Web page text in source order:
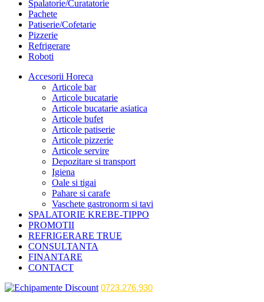
Spalatorie/Curatatorie
Pachete
Patiserie/Cofetarie
Pizzerie
Refrigerare
Roboti
Accesorii Horeca
Articole bar
Articole bucatarie
Articole bucatarie asiatica
Articole bufet
Articole patiserie
Articole pizzerie
Articole servire
Depozitare si transport
Igiena
Oale si tigai
Pahare si carafe
Vaschete gastronorm si tavi
SPALATORIE KREBE-TIPPO
PROMOTII
REFRIGERARE TRUE
CONSULTANTA
FINANTARE
CONTACT
0723.276.930